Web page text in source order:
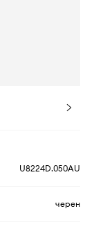
U8224D.050AU
черен